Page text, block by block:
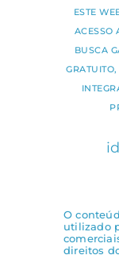
ESTE
ACESSO
BUSCA
O
utilizado
direitos